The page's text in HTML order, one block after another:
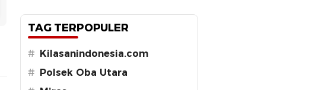
TAG TERPOPULER
#
Kilasanindonesia.com
#
Polsek Oba Utara